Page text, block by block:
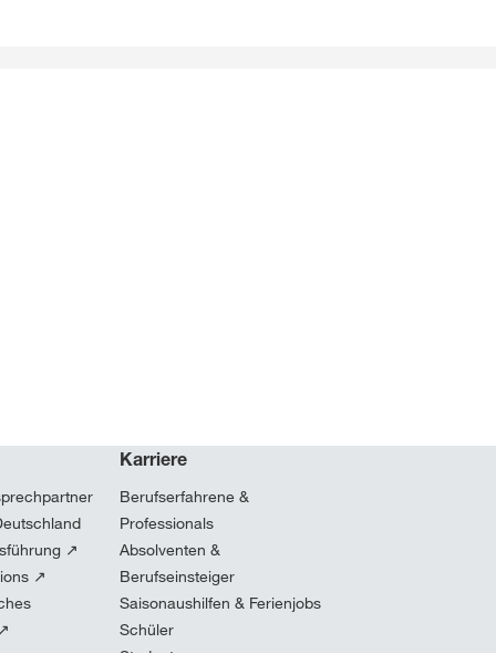
↗
↗
Karriere
Berufserfahrene &
Professionals
Absolventen &
Berufseinsteiger
Saisonaushilfen & Ferienjobs
Schüler